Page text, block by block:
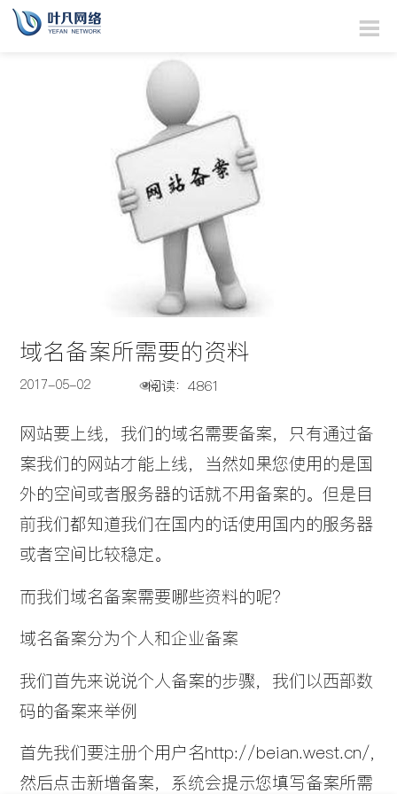
域名备案所需要的资料
2017-05-02
阅读：
网站要上线，我们的域名需要备案，只有通过备
案我们的网站才能上线，当然如果您使用的是国
外的空间或者服务器的话就不用备案的。但是目
前我们都知道我们在国内的话使用国内的服务器
或者空间比较稳定。
而我们域名备案需要哪些资料的呢？
域名备案分为个人和企业备案
我们首先来说说个人备案的步骤，我们以西部数
码的备案来举例
首先我们要注册个用户名http://beian.west.cn/,
然后点击新增备案，系统会提示您填写备案所需